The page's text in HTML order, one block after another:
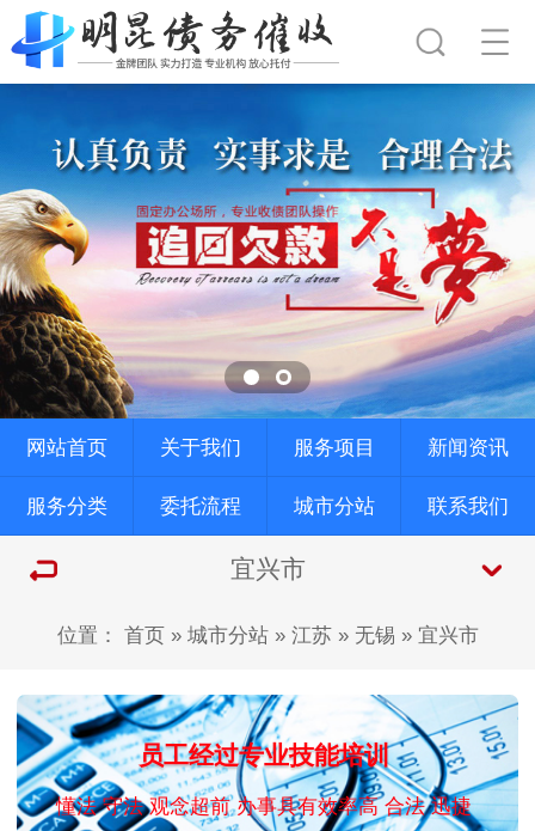
网站首页 关于我们 服务项目 新闻资讯
服务分类 委托流程 城市分站 联系我们
‌宜兴市
位置： 首页» 城市分站» 江苏» 无锡 » ‌宜兴市
员工经过专业技能培训
懂法 守法 观念超前 办事具有效率高 合法 迅捷